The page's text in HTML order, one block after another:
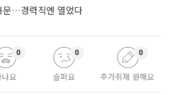
문…경력직엔 열었다
요
0
슬퍼요
0
추가취재 원해요
0